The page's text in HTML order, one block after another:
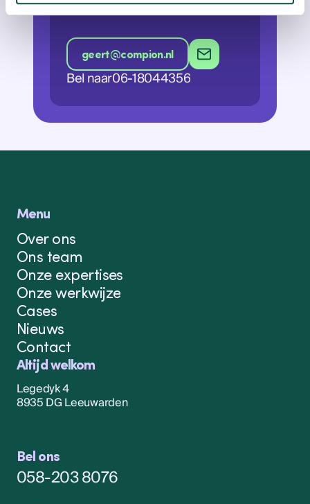
geert@compion.nl
geert@compion.nl
Bel naar06-18044356
Menu
Over ons
Ons team
Onze expertises
Onze werkwijze
Cases
Nieuws
Contact
Altijd welkom
Legedyk 4
8935 DG Leeuwarden
Bel ons
058-203 8076